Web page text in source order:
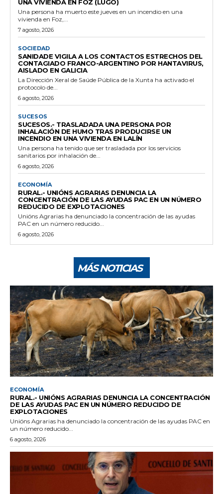
UNA VIVIENDA EN FOZ (LUGO)
Una persona ha muerto este jueves en un incendio en una
vivienda en Foz,...
7 agosto, 2026
SOCIEDAD
SANIDADE VIGILA A LOS CONTACTOS ESTRECHOS DEL
CONTAGIADO FRANCO-ARGENTINO POR HANTAVIRUS,
AISLADO EN GALICIA
La Dirección Xeral de Saúde Pública de la Xunta ha activado el
protocolo de...
6 agosto, 2026
SUCESOS
SUCESOS.- TRASLADADA UNA PERSONA POR
INHALACIÓN DE HUMO TRAS PRODUCIRSE UN
INCENDIO EN UNA VIVIENDA EN LALÍN
Una persona ha tenido que ser trasladada por los servicios
sanitarios por inhalación de...
6 agosto, 2026
ECONOMÍA
RURAL.- UNIÓNS AGRARIAS DENUNCIA LA
CONCENTRACIÓN DE LAS AYUDAS PAC EN UN NÚMERO
REDUCIDO DE EXPLOTACIONES
Unións Agrarias ha denunciado la concentración de las ayudas
PAC en un número reducido...
6 agosto, 2026
MÁS NOTICIAS
ECONOMÍA
RURAL.- UNIÓNS AGRARIAS DENUNCIA LA CONCENTRACIÓN
DE LAS AYUDAS PAC EN UN NÚMERO REDUCIDO DE
EXPLOTACIONES
Unións Agrarias ha denunciado la concentración de las ayudas PAC en
un número reducido...
6 agosto, 2026